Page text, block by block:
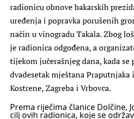
radionicu obnove bakarskih
uređenja i popravka porušenih
način u vinogradu Takala. Zbog
je radionica odgođena, a
tijekom jučerašnjeg dana, kada se
dvadesetak mještana
Kostrene, Zagreba i Vrbovca.
Prema riječima članice Dolčine,
cilj ovih radionica, koje se